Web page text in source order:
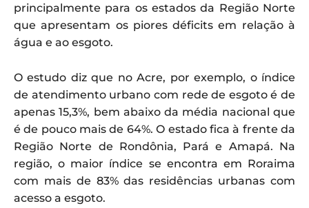
principalmente para os estados da Região Norte
que apresentam os piores déficits em relação à
água e ao esgoto.
O estudo diz que no Acre, por exemplo, o índice
de atendimento urbano com rede de esgoto é de
apenas 15,3%, bem abaixo da média nacional que
é de pouco mais de 64%. O estado fica à frente da
Região Norte de Rondônia, Pará e Amapá. Na
região, o maior índice se encontra em Roraima
com mais de 83% das residências urbanas com
acesso a esgoto.